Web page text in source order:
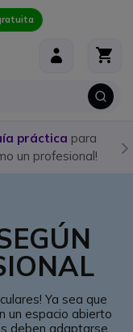
con licenciay
Ya sea que
un espacio abierto
deben adaptarse